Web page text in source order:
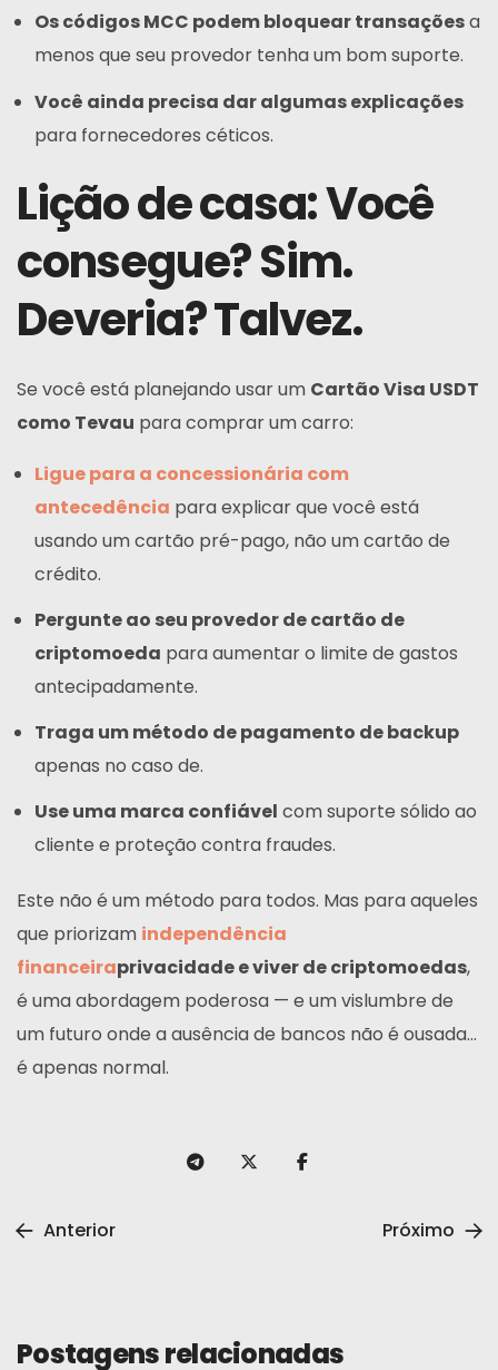
Os códigos MCC podem bloquear transaçõesa
menos que seu provedor tenha um bom suporte.
Você ainda precisa dar algumas explicações
para fornecedores céticos.
Lição de casa: Você
consegue? Sim.
Deveria? Talvez.
Se você está planejando usar um Cartão Visa USDT
como Tevau para comprar um carro:
Ligue para a concessionária com
antecedência para explicar que você está
usando um cartão pré-pago, não um cartão de
crédito.
Pergunte ao seu provedor de cartão de
criptomoeda para aumentar o limite de gastos
antecipadamente.
Traga um método de pagamento de backup
apenas no caso de.
Use uma marca confiável com suporte sólido ao
cliente e proteção contra fraudes.
Este não é um método para todos. Mas para aqueles
que priorizam independência
financeiraprivacidade e viver de criptomoedas,
é uma abordagem poderosa — e um vislumbre de
um futuro onde a ausência de bancos não é ousada...
é apenas normal.
Anterior Próximo
Postagens relacionadas